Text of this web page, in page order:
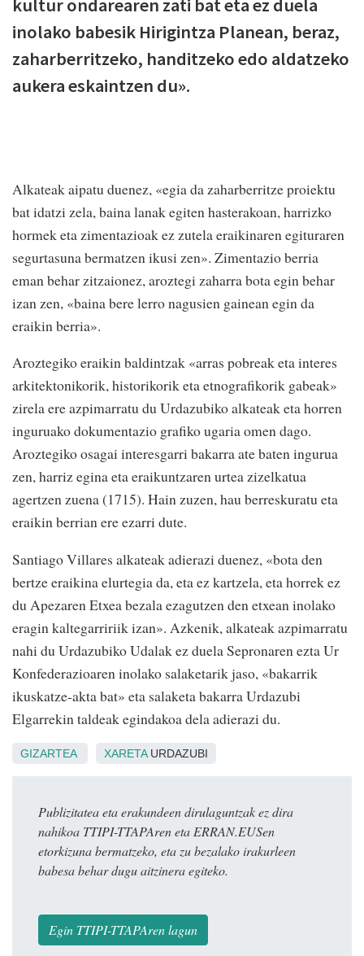
kultur ondarearen zati bat eta ez duela
inolako babesik Hirigintza Planean, beraz,
zaharberritzeko, handitzeko edo aldatzeko
aukera eskaintzen du».
Alkateak aipatu duenez, «egia da zaharberritze proiektu
bat idatzi zela, baina lanak egiten hasterakoan, harrizko
hormek eta zimentazioak ez zutela eraikinaren egituraren
segurtasuna bermatzen ikusi zen». Zimentazio berria
eman behar zitzaionez, aroztegi zaharra bota egin behar
izan zen, «baina bere lerro nagusien gainean egin da
eraikin berria».
Aroztegiko eraikin baldintzak «arras pobreak eta interes
arkitektonikorik, historikorik eta etnografikorik gabeak»
zirela ere azpimarratu du Urdazubiko alkateak eta horren
inguruako dokumentazio grafiko ugaria omen dago.
Aroztegiko osagai interesgarri bakarra ate baten ingurua
zen, harriz egina eta eraikuntzaren urtea zizelkatua
agertzen zuena (1715). Hain zuzen, hau berreskuratu eta
eraikin berrian ere ezarri dute.
Santiago Villares alkateak adierazi duenez, «bota den
bertze eraikina elurtegia da, eta ez kartzela, eta horrek ez
du Apezaren Etxea bezala ezagutzen den etxean inolako
eragin kaltegarririik izan». Azkenik, alkateak azpimarratu
nahi du Urdazubiko Udalak ez duela Sepronaren ezta Ur
Konfederazioaren inolako salaketarik jaso, «bakarrik
ikuskatze-akta bat» eta salaketa bakarra Urdazubi
Elgarrekin taldeak egindakoa dela adierazi du.
GIZARTEA XARETAURDAZUBI
Publizitatea eta erakundeen dirulaguntzak ez dira
nahikoa TTIPI-TTAPAren eta ERRAN.EUSen
etorkizuna bermatzeko, eta zu bezalako irakurleen
babesa behar dugu aitzinera egiteko.
Egin TTIPI-TTAPAren lagun